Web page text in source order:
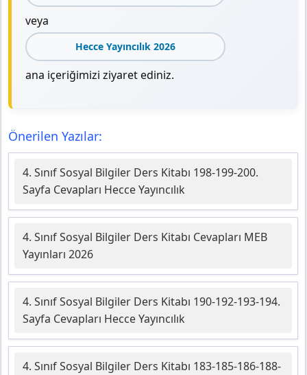
veya
Hecce Yayıncılık 2026
ana içeriğimizi ziyaret ediniz.
Önerilen Yazılar:
4. Sınıf Sosyal Bilgiler Ders Kitabı 198-199-200.
Sayfa Cevapları Hecce Yayıncılık
4. Sınıf Sosyal Bilgiler Ders Kitabı Cevapları MEB
Yayınları 2026
4. Sınıf Sosyal Bilgiler Ders Kitabı 190-192-193-194.
Sayfa Cevapları Hecce Yayıncılık
4. Sınıf Sosyal Bilgiler Ders Kitabı 183-185-186-188-